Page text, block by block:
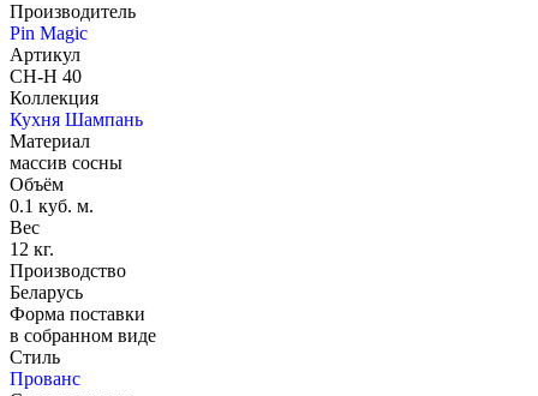
Производитель
Pin Magic
Артикул
CH-H 40
Коллекция
Кухня Шампань
Материал
массив сосны
Объём
0.1 куб. м.
Вес
12 кг.
Производство
Беларусь
Форма поставки
в собранном виде
Стиль
Прованс